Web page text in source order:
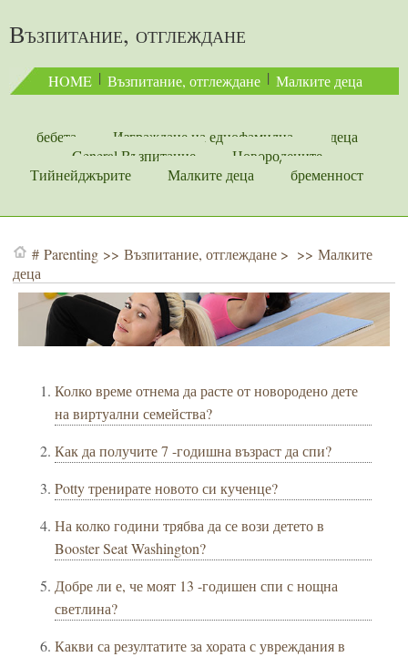
Възпитание, отглеждане
HOME | Възпитание, отглеждане | Малките деца
бебета Изграждане на еднофамилна
деца
General Възпитание
Новородените
Тийнейджърите
Малките деца бременност
#Parenting >>Възпитание, отглеждане > >>Малките
деца
Колко време отнема да расте от новородено дете
на виртуални семейства?
Как да получите 7 -годишна възраст да спи?
Potty тренирате новото си кученце?
На колко години трябва да се вози детето в
Booster Seat Washington?
Добре ли е, че моят 13 -годишен спи с нощна
светлина?
Какви са резултатите за хората с увреждания в